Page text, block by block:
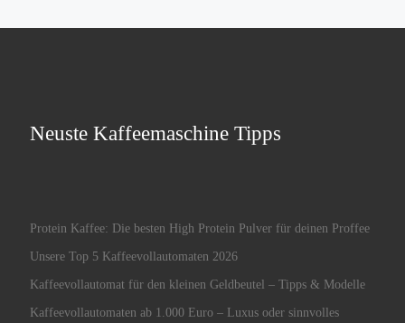
Neuste Kaffeemaschine Tipps
Protein Kaffee: Die besten High Protein Pulver für deinen Proffee
Unsere Top 5 Kaffeevollautomaten 2026
Kaffeevollautomat für den kleinen Geldbeutel – Tipps & Modelle
Kaffeevollautomaten ab 1.000 Euro – Luxus oder sinnvolles